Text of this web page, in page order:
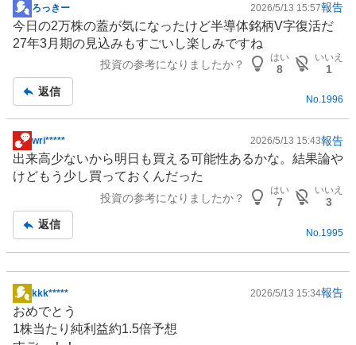
掲
示
板
ろっきー 2026/5/13 15:57報告
今日の2万株の蓋が気になったけど半導体銘柄V字復活だ
27年3月期の見込みもすごいし楽しみですね
投資の参考になりましたか？
はい
8
いいえ
1
返信
No.1996
掲
示
板
wri***** 2026/5/13 15:43報告
出来高少ないから明日も買える可能性あるかな。結果論や
けどもう少し買っておくんだった
投資の参考になりましたか？
はい
7
いいえ
3
返信
No. 1995
掲
示
板
kkk***** 2026/5/13 15:34報告
おめでとう
1株当たり純利益約1.5倍予想